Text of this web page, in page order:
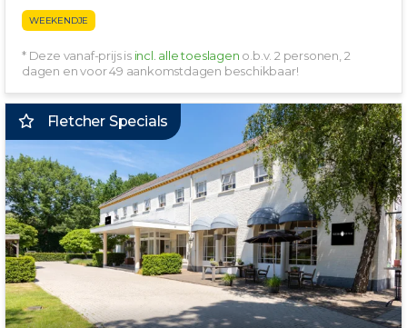
WEEKENDJE
* Deze vanaf-prijs is incl. alle toeslagen o.b.v. 2 personen, 2
dagen en voor 49 aankomstdagen beschikbaar!
Fletcher Specials
GRATIS PARKEREN!